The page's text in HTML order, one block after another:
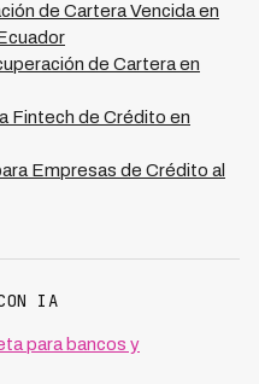
de Cartera Vencida en
de Cartera en
Fintech de Crédito en
Empresas de Crédito al
IA
para bancos y